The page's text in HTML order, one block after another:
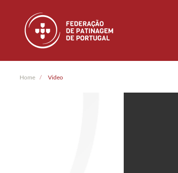
Skip to main content
Home Video